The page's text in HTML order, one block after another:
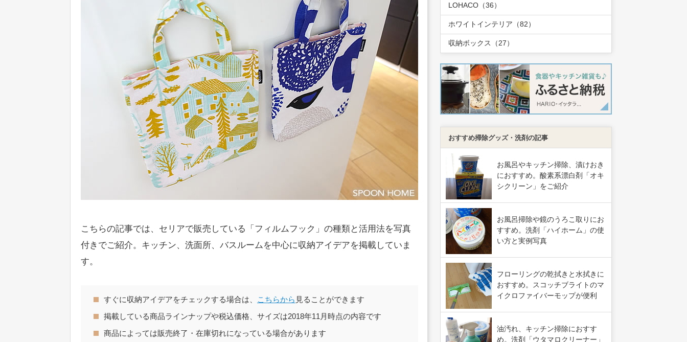
こちらの記事では、セリアで販売している「フィルムフック」の種類と活用法を写真
付きでご紹介。キッチン、洗面所、バスルームを中心に収納アイデアを掲載していま
す。
すぐに収納アイデアをチェックする場合は、 こちらから 見ることができます
掲載している商品ラインナップや税込価格、サイズは2018年11月時点の内容です
商品によっては販売終了・在庫切れになっている場合があります
LOHACO（36）
ホワイトインテリア（82）
収納ボックス（27）
おすすめ掃除グッズ・洗剤の記事
お風呂やキッチン掃除、漬けおき
におすすめ。酸素系漂白剤「オキ
シクリーン」をご紹介
お風呂掃除や鏡のうろこ取りにお
すすめ。洗剤「ハイホーム」の使
い方と実例写真
フローリングの乾拭きと水拭きに
おすすめ。スコッチブライトのマ
イクロファイバーモップが便利
油汚れ、キッチン掃除におすす
め。洗剤「ウタマロクリーナー」